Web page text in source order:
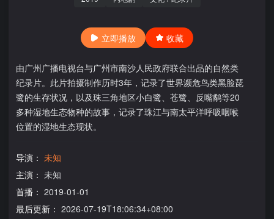
立即播放 收藏
由广州广播电视台与广州市南沙人民政府联合出品的自然类
纪录片。此片拍摄制作历时3年，记录了世界濒危鸟类黑脸琵
鹭的生存状况，以及珠三角地区小白鹭、苍鹭、反嘴鹬等20
多种湿地生态物种的故事，记录了珠江与南太平洋呼吸咽喉
位置的湿地生态现状。
导演： 未知
主演： 未知
首播： 2019-01-01
最后更新： 2026-07-19T18:06:34+08:00